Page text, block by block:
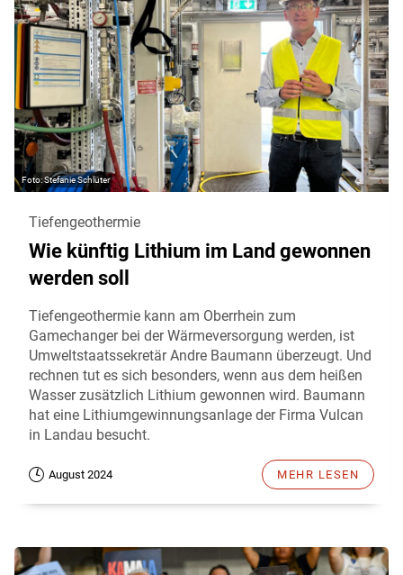
Stefanie Schlüter
Tiefengeothermie
Wie künftig Lithium im Land gewonnen
werden soll
Tiefengeothermie kann am Oberrhein zum
Gamechanger bei der Wärmeversorgung werden, ist
Umweltstaatssekretär Andre Baumann überzeugt. Und
rechnen tut es sich besonders, wenn aus dem heißen
Wasser zusätzlich Lithium gewonnen wird. Baumann
hat eine Lithiumgewinnungsanlage der Firma Vulcan
in Landau besucht.
August 2024 MEHR LESEN